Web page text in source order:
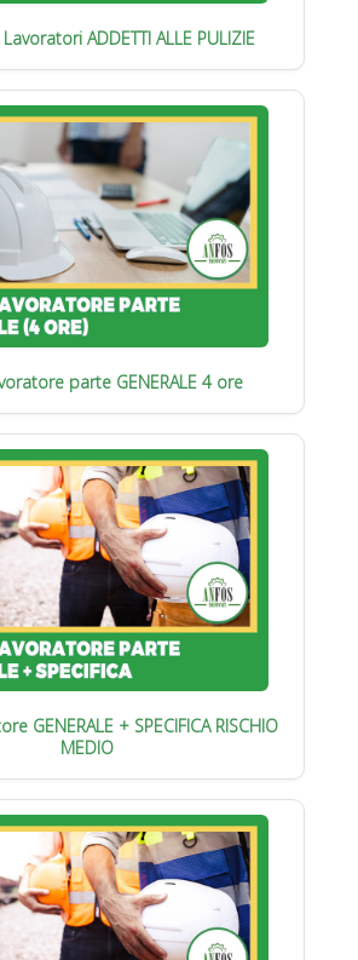
ADDETTI ALLE PULIZIE
parte GENERALE 4 ore
GENERALE + SPECIFICA RISCHIO
MEDIO